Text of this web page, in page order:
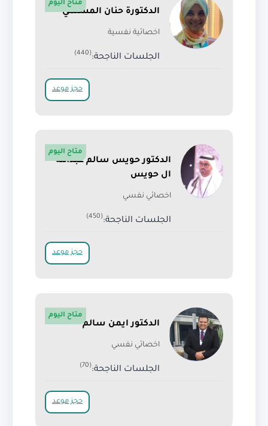
الدكتورة حنان المسلمي
اخصائية نفسية
الجلسات الناجحة:(440)
متاح اليوم
حجز موعد
الدكتور حويس سالم عبدالله
ال حويس
اخصائي نفسي
الجلسات الناجحة:(450)
متاح اليوم
حجز موعد
الدكتور ايمن سالم
اخصائي نفسي
الجلسات الناجحة:(70)
متاح اليوم
حجز موعد